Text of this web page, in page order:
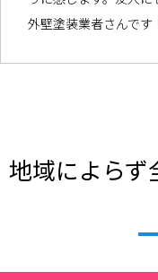
外壁塗装業者さんです
地域によらず